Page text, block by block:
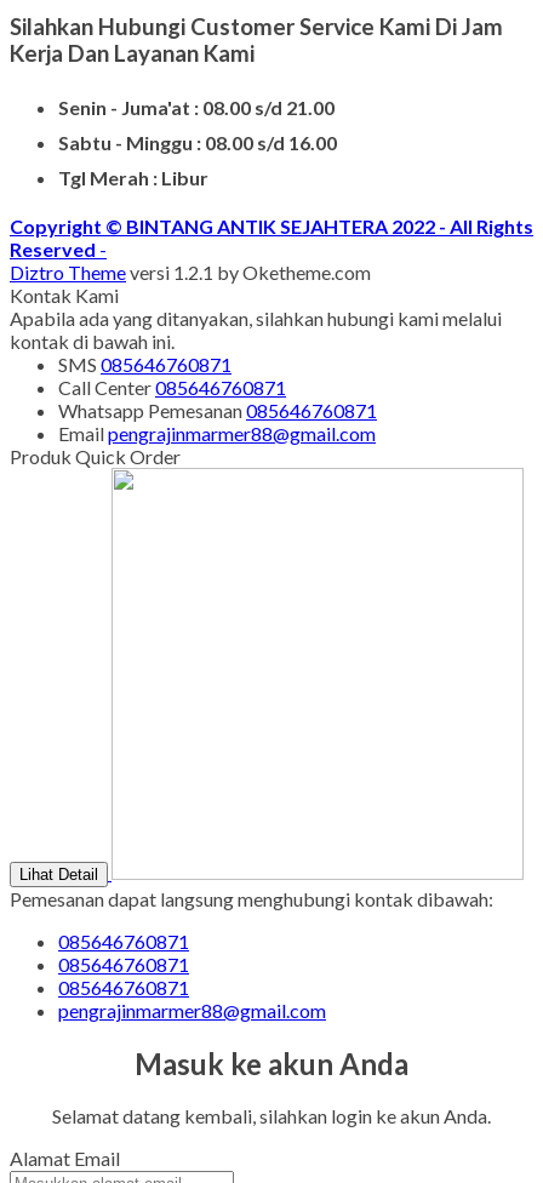
Silahkan Hubungi Customer Service Kami Di Jam
Kerja Dan Layanan Kami
Senin - Juma'at : 08.00 s/d 21.00
Sabtu - Minggu : 08.00 s/d 16.00
Tgl Merah : Libur
Copyright © BINTANG ANTIK SEJAHTERA 2022 - All Rights
Reserved -
Diztro Themeversi 1.2.1 by Oketheme.com
Kontak Kami
Apabila ada yang ditanyakan, silahkan hubungi kami melalui
kontak di bawah ini.
SMS 085646760871
Call Center085646760871
Whatsapp Pemesanan085646760871
Emailpengrajinmarmer88@gmail.com
Produk Quick Order
Lihat Detail
Pemesanan dapat langsung menghubungi kontak dibawah:
085646760871
085646760871
085646760871
pengrajinmarmer88@gmail.com
Masuk ke akun Anda
Selamat datang kembali, silahkan login ke akun Anda.
Alamat Email